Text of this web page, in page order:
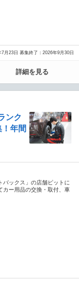
月23日 募集終了：2026年9月30日
詳細を見る
ンク
年間
バックス」の店舗ピットに
カー用品の交換・取付、車